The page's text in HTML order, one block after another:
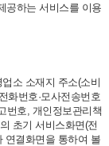
공하는 서비스를 이용
소 소재지 주소(소비
화번호·모사전송번호
번호, 개인정보관리책
초기 서비스화면(전
연결화면을 통하여 볼